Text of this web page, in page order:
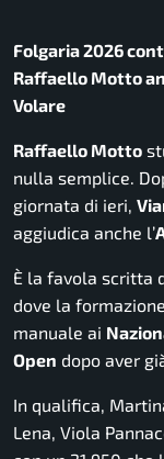
Folgaria 2026
Raffaello Motto
Volare
Raffaello Motto
nulla semplice.
giornata di ieri,
aggiudica anche l’
È la favola scritta
dove la
manuale ai
Open dopo aver
In qualifica,
Lena, Viola